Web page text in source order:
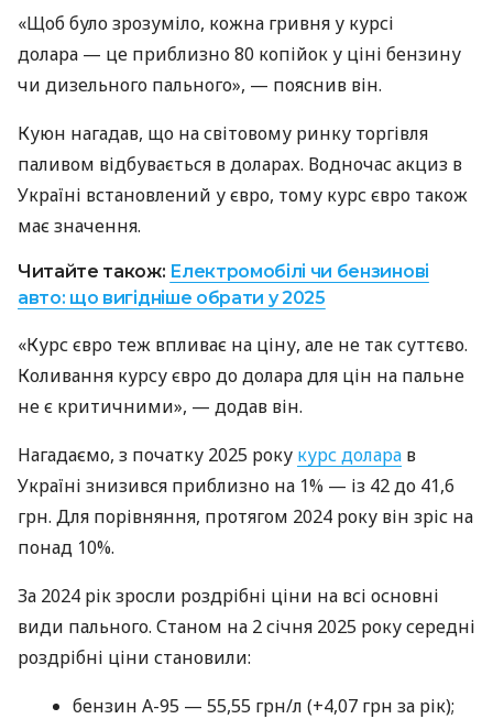
«Щоб було зрозуміло, кожна гривня у курсі
долара — це приблизно 80 копійок у ціні бензину
чи дизельного пального», — пояснив він.
Куюн нагадав, що на світовому ринку торгівля
паливом відбувається в доларах. Водночас акциз в
Україні встановлений у євро, тому курс євро також
має значення.
Читайте також: Електромобілі чи бензинові
авто: що вигідніше обрати у 2025
«Курс євро теж впливає на ціну, але не так суттєво.
Коливання курсу євро до долара для цін на пальне
не є критичними», — додав він.
Нагадаємо, з початку 2025 року курс долара в
Україні знизився приблизно на 1% — із 42 до 41,6
грн. Для порівняння, протягом 2024 року він зріс на
понад 10%.
За 2024 рік зросли роздрібні ціни на всі основні
види пального. Станом на 2 січня 2025 року середні
роздрібні ціни становили:
бензин А-95 — 55,55 грн/л (+4,07 грн за рік);